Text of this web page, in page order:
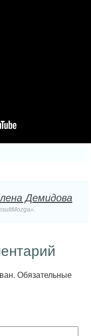
Демидова
Обязательные